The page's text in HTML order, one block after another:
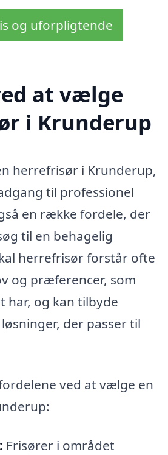
og uforpligtende
at vælge
i Krunderup
herrefrisør i Krunderup,
til professionel
en række fordele, der
til en behagelig
herrefrisør forstår ofte
og præferencer, som
har, og kan tilbyde
der passer til
ved at vælge en
Frisører i området